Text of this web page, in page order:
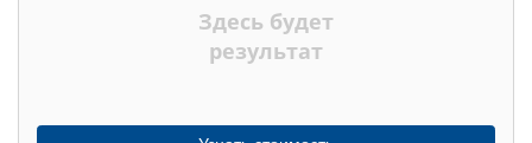
Здесь будет
результат